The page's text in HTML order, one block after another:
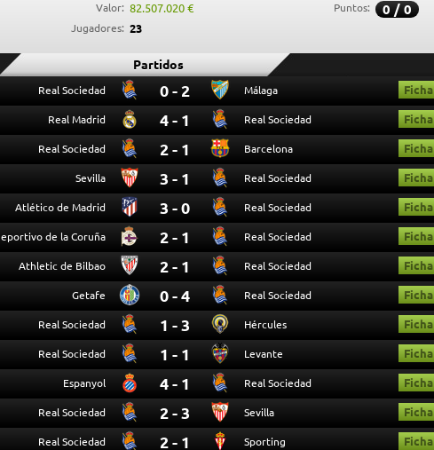
Valor: 82.507.020 € Puntos: 0 / 0
Jugadores: 23
Partidos
Real Sociedad 0 - 2 Málaga Ficha
Real Madrid 4 - 1 Real Sociedad Ficha
Real Sociedad 2 - 1 Barcelona Ficha
Sevilla 3 - 1 Real Sociedad Ficha
Atlético de Madrid 3 - 0 Real Sociedad Ficha
de la Coruña 2 - 1 Real Sociedad Ficha
Athletic de Bilbao 2 - 1 Real Sociedad Ficha
Getafe 0 - 4 Real Sociedad Ficha
Real Sociedad 1 - 3 Hércules Ficha
Real Sociedad 1 - 1 Levante Ficha
Espanyol 4 - 1 Real Sociedad Ficha
Real Sociedad 2 - 3 Sevilla Ficha
Real Sociedad 2 - 1 Sporting Ficha